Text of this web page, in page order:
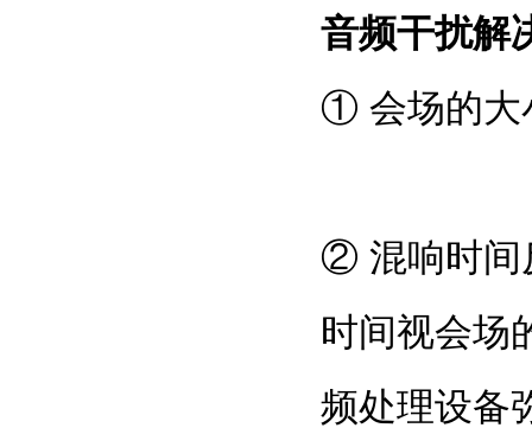
音频干扰解
① 会场的
② 混响时间
时间视会场
频处理设备